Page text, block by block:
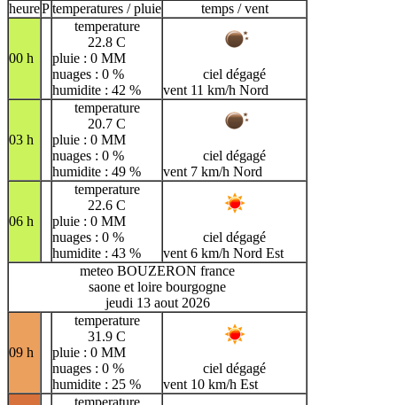
heurePtemperatures / pluie temps / vent
00 h
temperature
22.8 C
pluie : 0 MM
nuages : 0 %
humidite : 42 %
ciel dégagé
vent 11 km/h Nord
03 h
temperature
20.7 C
pluie : 0 MM
nuages : 0 %
humidite : 49 %
ciel dégagé
vent 7 km/h Nord
06 h
temperature
22.6 C
pluie : 0 MM
nuages : 0 %
humidite : 43 %
ciel dégagé
vent 6 km/h Nord Est
meteo BOUZERON france
saone et loire bourgogne
jeudi 13 aout 2026
09 h
temperature
31.9 C
pluie : 0 MM
nuages : 0 %
humidite : 25 %
ciel dégagé
vent 10 km/h Est
temperature